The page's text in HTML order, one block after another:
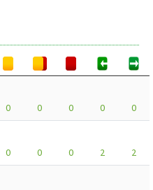
0 0 0 0
0
0 0 0 2
2